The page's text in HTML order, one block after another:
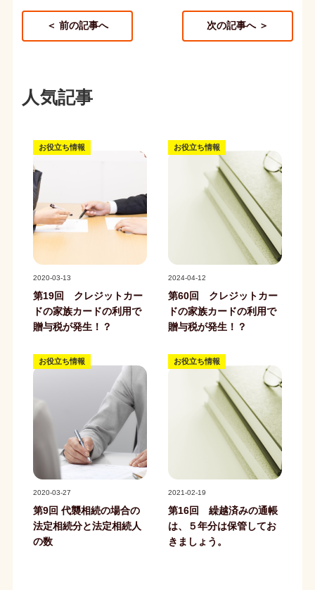
＜ 前の記事へ 次の記事へ ＞
人気記事
お役立ち情報
2020-03-13
第19回 クレジットカー
ドの家族カードの利用で
贈与税が発生！？
お役立ち情報
2024-04-12
第60回 クレジットカー
ドの家族カードの利用で
贈与税が発生！？
お役立ち情報
2020-03-27
第9回 代襲相続の場合の
法定相続分と法定相続人
の数
お役立ち情報
2021-02-19
第16回 繰越済みの通帳
は、５年分は保管してお
きましょう。